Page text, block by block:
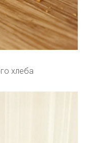
хлеба